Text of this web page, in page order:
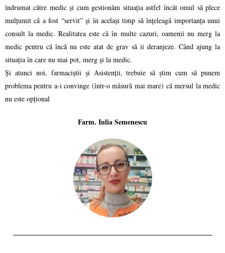
îndrumat către medic și cum gestionăm situația astfel încât omul să plece
mulțumit că a fost “servit” și în același timp să înțeleagă importanța unui
consult la medic. Realitatea este că în multe cazuri, oamenii nu merg la
medic pentru că încă nu este atat de grav să ii deranjeze. Când ajung la
situația în care nu mai pot, merg și la medic.
Și atunci noi, farmaciștii și Asistenții, trebuie să știm cum să punem
problema pentru a-i convinge (într-o măsură mai mare) că mersul la medic
nu este opțional
Farm. Iulia Semenescu